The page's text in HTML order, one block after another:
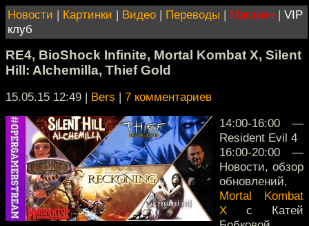
Новости | Картинки | Видео | Переводы | Магазин | VIP
клуб
RE4, BioShock Infinite, Mortal Kombat X, Silent
Hill: Alchemilla, Thief Gold
15.05.15 12:49 | Bers | 7 комментариев
14:00-16:00 —
Resident Evil 4
16:00-20:00 —
Новости, обзор
обновлений,
Mortal Kombat
X с Катей